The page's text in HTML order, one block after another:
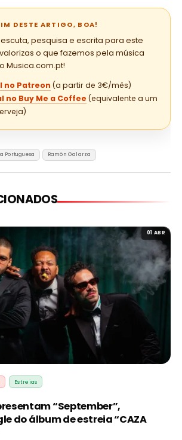
DESTE ARTIGO, BOA!
pesquisa e escrita para este
o que fazemos pela música
Musica.com.pt!
no Patreon (a partir de 3€/mês)
no Buy Me a Coffee (equivalente a um
Portuguesa Ramón Galarza
01 ABR
Estreias
“September”,
do álbum de estreia “CAZA